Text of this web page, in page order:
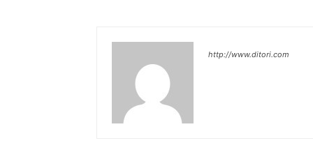
http://www.ditori.com